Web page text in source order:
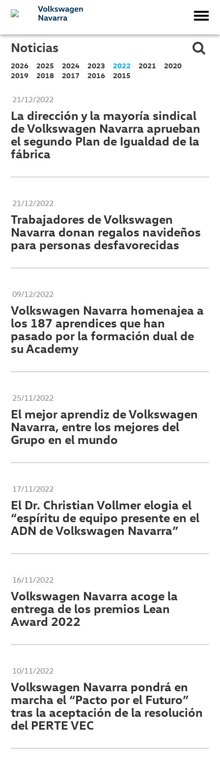
Noticias
2026 2025 2024 2023 2022 2021
2020
2019
2018 2017 2016 2015
21/12/2022
La dirección y la mayoría sindical
de Volkswagen Navarra aprueban
el segundo Plan de Igualdad de la
fábrica
21/12/2022
Trabajadores de Volkswagen
Navarra donan regalos navideños
para personas desfavorecidas
09/12/2022
Volkswagen Navarra homenajea a
los 187 aprendices que han
pasado por la formación dual de
su Academy
25/11/2022
El mejor aprendiz de Volkswagen
Navarra, entre los mejores del
Grupo en el mundo
17/11/2022
El Dr. Christian Vollmer elogia el
“espíritu de equipo presente en el
ADN de Volkswagen Navarra”
16/11/2022
Volkswagen Navarra acoge la
entrega de los premios Lean
Award 2022
10/11/2022
Volkswagen Navarra pondrá en
marcha el “Pacto por el Futuro”
tras la aceptación de la resolución
del PERTE VEC